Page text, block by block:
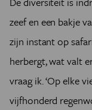
zeef en een bakje
zijn instant op
herbergt, wat valt
vraag ik. ‘Op elke
vijfhonderd